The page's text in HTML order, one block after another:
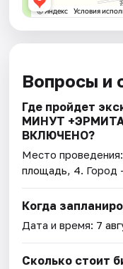
Вопросы и
Где пройдет
МИНУТ
ВКЛЮЧЕНО?
Место проведения:
площадь, 4. Город
Когда
Дата и время: 7
Сколько стоит